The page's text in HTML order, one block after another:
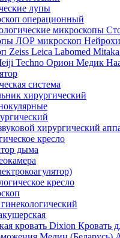
лупы
операционный
микроскопы
ЛОР микроскоп
Zeiss Leica Labomed Mitaka
Techno Орион Медик
система
хирургический
хирургический
кресло
дыма
кресло
кровать Dixion Кровать